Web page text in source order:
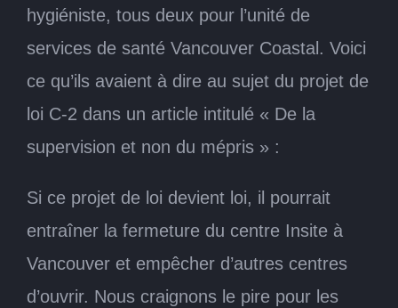
hygiéniste, tous deux pour l’unité de
services de santé Vancouver Coastal. Voici
ce qu’ils avaient à dire au sujet du projet de
loi C-2 dans un article intitulé « De la
supervision et non du mépris » :
Si ce projet de loi devient loi, il pourrait
entraîner la fermeture du centre Insite à
Vancouver et empêcher d’autres centres
d’ouvrir. Nous craignons le pire pour les